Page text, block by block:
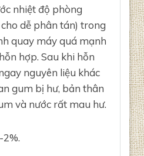
nhiệt độ phòng
dễ phân tán) trong
quay máy quá mạnh
hợp. Sau khi hỗn
nguyên liệu khác
gum bị hư, bản thân
và nước rất mau hư.